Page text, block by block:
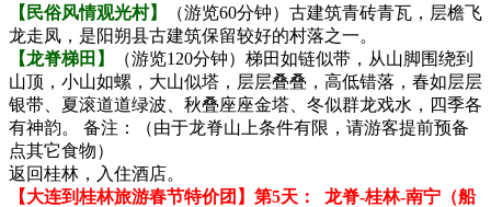
【民俗风情观光村】
（游览60分钟）古建筑青砖青瓦，层檐飞
龙走凤，是阳朔县古建筑保留较好的村落之一。
【龙脊梯田】
（游览120分钟）梯田如链似带，从山脚围绕到
山顶，小山如螺，大山似塔，层层叠叠，高低错落，春如层层
银带、夏滚道道绿波、秋叠座座金塔、冬似群龙戏水，四季各
有神韵。 备注：（由于龙脊山上条件有限，请游客提前预备
点其它食物）
返回桂林，入住酒店。
【大连到桂林旅游春节特价团】 第5天：
龙脊-桂林-南宁（船